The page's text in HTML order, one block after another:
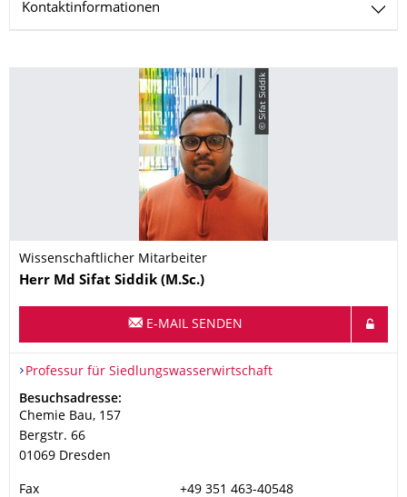
Kontaktinformationen
© Sifat Siddik
Wissenschaftlicher Mitarbeiter
Name
Herr Md Sifat Siddik (M.Sc.)
E-MAIL SENDEN
Organisationsname
Professur für Siedlungswasserwirtschaft
Professur für Siedlungswasserwirtschaft
Adresse
Besuchsadresse:
Chemie Bau, 157
Bergstr. 66
01069 Dresden
Fax +49 351 463-40548